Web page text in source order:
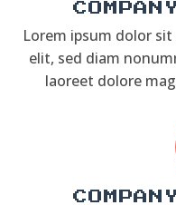
Lorem ipsum dolor
elit, sed diam
laoreet dolore